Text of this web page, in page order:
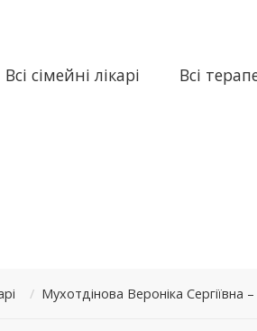
Всі сімейні лікарі Всі
/ Мухотдінова Вероніка